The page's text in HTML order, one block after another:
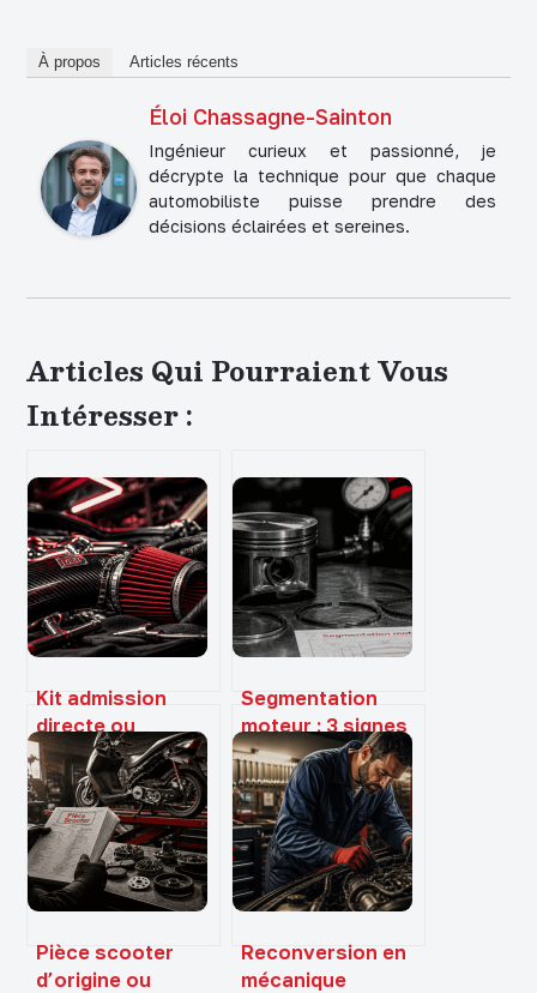
À propos Articles récents
Éloi Chassagne-Sainton
Ingénieur curieux et passionné, je
décrypte la technique pour que chaque
automobiliste puisse prendre des
décisions éclairées et sereines.
Articles Qui Pourraient Vous
Intéresser :
Kit admission
directe ou
dynamique : gain
de puissance réel
ou simple effet de
mode ?
Segmentation
moteur : 3 signes
d’usure et les
risques pour
votre bloc
Pièce scooter
d’origine ou
Reconversion en
mécanique